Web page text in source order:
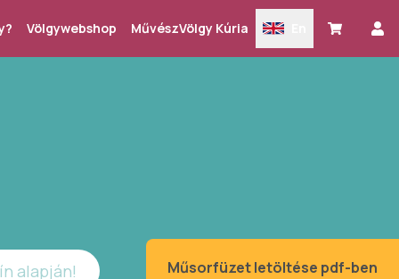
Völgywebshop MűvészVölgy Kúria
alapján! Műsorfüzet letöltése pdf-ben